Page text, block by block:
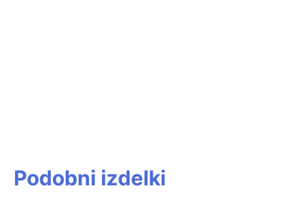
Podobni izdelki